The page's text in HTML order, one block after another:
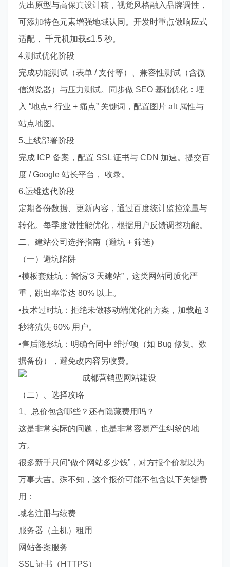
先出原型与高保真设计稿，视觉风格融入品牌调性，
可添加特色元素增强地域认同。开发时重点做响应式
适配， 千元机加载≤1.5 秒。
4.测试优化阶段
完成功能测试（表单 / 支付等）、兼容性测试（含微
信浏览器）与压力测试。同步做 SEO 基础优化：埋
入 “地点+ 行业 + 痛点” 关键词，配置图片 alt 属性与
站点地图。
5.上线部署阶段
完成 ICP 备案，配置 SSL 证书与 CDN 加速。提交百
度 / Google 站长平台， 收录。
6.运维迭代阶段
定期备份数据、更新内容，通过百度统计监控流量与
转化。每季度做性能优化，根据用户反馈调整功能。
二、建站公司选择指南（避坑 + 筛选）
（一）避坑陷阱
•模板套娃坑：警惕“3 天建站”，这类网站同质化严
重，跳出率常达 80% 以上。
•技术过时坑：拒绝未做移动端优化的方案，加载超 3
秒将流失 60% 用户。
•售后隐形坑：明确合同中 维护项（如 Bug 修复、数
据备份），避免改内容另收费。
（二）、选择攻略
1、总价包含哪些？还有隐藏费用吗？
这是非常实际的问题，也是非常容易产生纠纷的地
方。
很多新手只问“做个网站多少钱”，对方报个价就以为
万事大吉。殊不知，这个报价可能不包含以下关键费
用：
域名注册与续费
服务器（主机）租用
网站备案服务
SSL 证书（HTTPS）